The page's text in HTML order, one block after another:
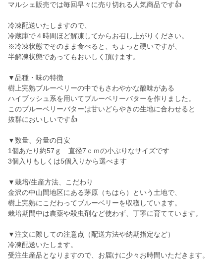
マルシェ販売では毎回早々に売り切れる人気商品です👍
冷凍配送いたしますので、
冷蔵庫で４時間ほど解凍してからお召し上がりください。
※冷凍状態でそのまま食べると、ちょっと硬いですが、
半解凍状態であってもおいしく頂けます。
▼品種・味の特徴
樹上完熟ブルーベリーの中でもさわやかな酸味がある
ハイブッシュ系を用いてブルーベリーバターを作りました。
このブルーベリーバターは甘いどらやきの生地に合わせると
抜群においしいです👍
▼数量、分量の目安
1個あたり約57ｇ 直径7ｃｍの小ぶりなサイズです
3個入りもしくは5個入りから選べます
▼栽培/生産方法、こだわり
金沢の中山間地区にある茅原（ちはら）という土地で、
樹上完熟にこだわってブルーベリーを収穫しています。
栽培期間中は農薬や殺虫剤など使わず、丁寧に育てています。
▼注文に際しての注意点（配送方法や納期指定など）
冷凍配送いたします。
受注生産品となりますので、お届けに少々お時間いただきます。